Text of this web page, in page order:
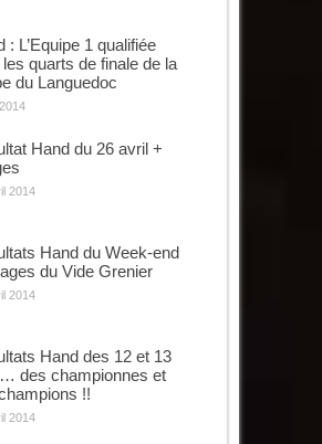
: L’Equipe 1 qualifiée
les quarts de finale de la
du Languedoc
Hand du 26 avril +
2014
Hand du Week-end
du Vide Grenier
2014
Hand des 12 et 13
des championnes et
!!
2014